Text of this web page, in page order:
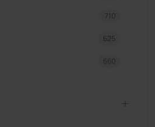
710
625
660